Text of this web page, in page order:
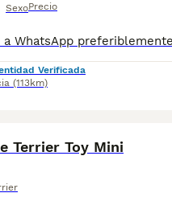
SexoPrecio
Verificada
(113km)
Terrier Toy Mini